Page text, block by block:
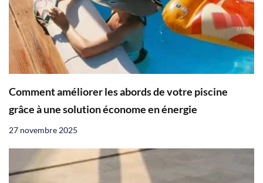
Comment améliorer les abords de votre piscine
grâce à une solution économe en énergie
27 novembre 2025